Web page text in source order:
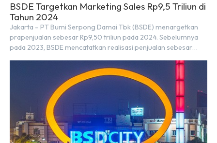
BSDE Targetkan Marketing Sales Rp9,5 Triliun di
Tahun 2024
Jakarta – PT Bumi Serpong Damai Tbk (BSDE) menargetkan
prapenjualan sebesar Rp9,50 triliun pada 2024. Sebelumnya
pada 2023, BSDE mencatatkan realisasi penjualan sebesar
Rp8,80 triliun. Menurut Direktur BSDE Hermawan Wijaya
menghadapi 2024, kondisi ekonomi global maupun nasional
dapat memengaruhi pertimbangan masyarakat untuk
membeli rumah maupun investasi di sektor […]